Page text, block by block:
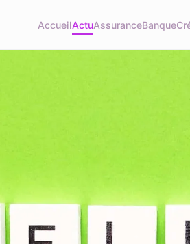
AccueilActuAssuranceBanque